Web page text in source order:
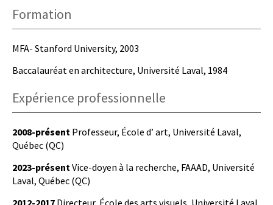
Formation
MFA- Stanford University, 2003
Baccalauréat en architecture, Université Laval, 1984
Expérience professionnelle
2008-présent Professeur, École d’ art, Université Laval,
Québec (QC)
2023-présentVice-doyen à la recherche, FAAAD, Université
Laval, Québec (QC)
2012-2017 Directeur, École des arts visuels, Université Laval,